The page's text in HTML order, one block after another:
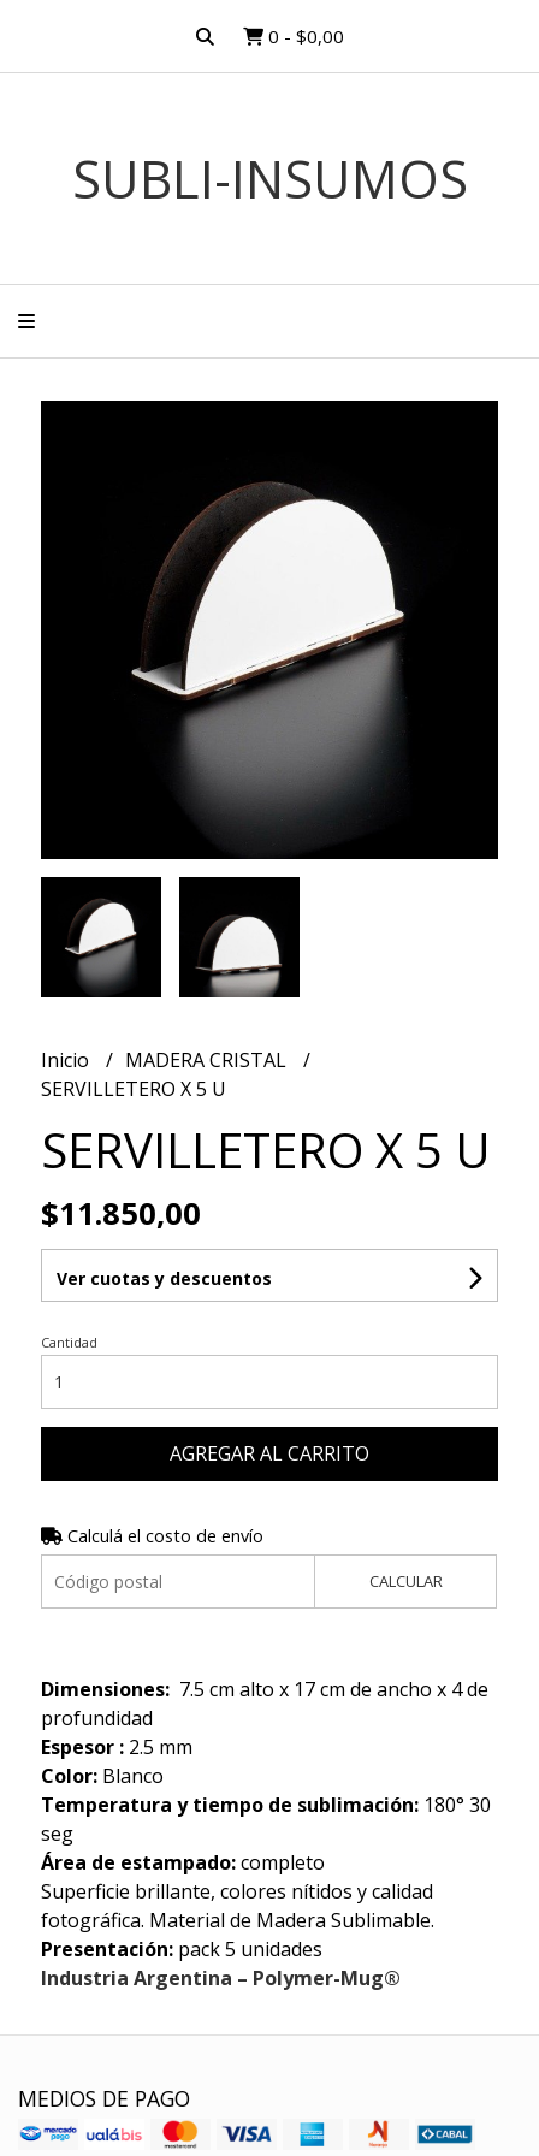
0 - $0,00
SUBLI-INSUMOS
Inicio
MADERA CRISTAL
SERVILLETERO X 5 U
SERVILLETERO X 5 U
$11.850,00
Ver cuotas y descuentos
Cantidad
AGREGAR AL CARRITO
Calculá el costo de envío
CALCULAR
Dimensiones:7.5 cm alto x 17 cm de ancho x 4 de
profundidad
Espesor :2.5 mm
Color:Blanco
Temperatura y tiempo de sublimación: 180° 30
seg
Área de estampado:completo
Superficie brillante, colores nítidos y calidad
fotográfica. Material de Madera Sublimable.
Presentación:pack 5 unidades
Industria Argentina – Polymer-Mug®
MEDIOS DE PAGO